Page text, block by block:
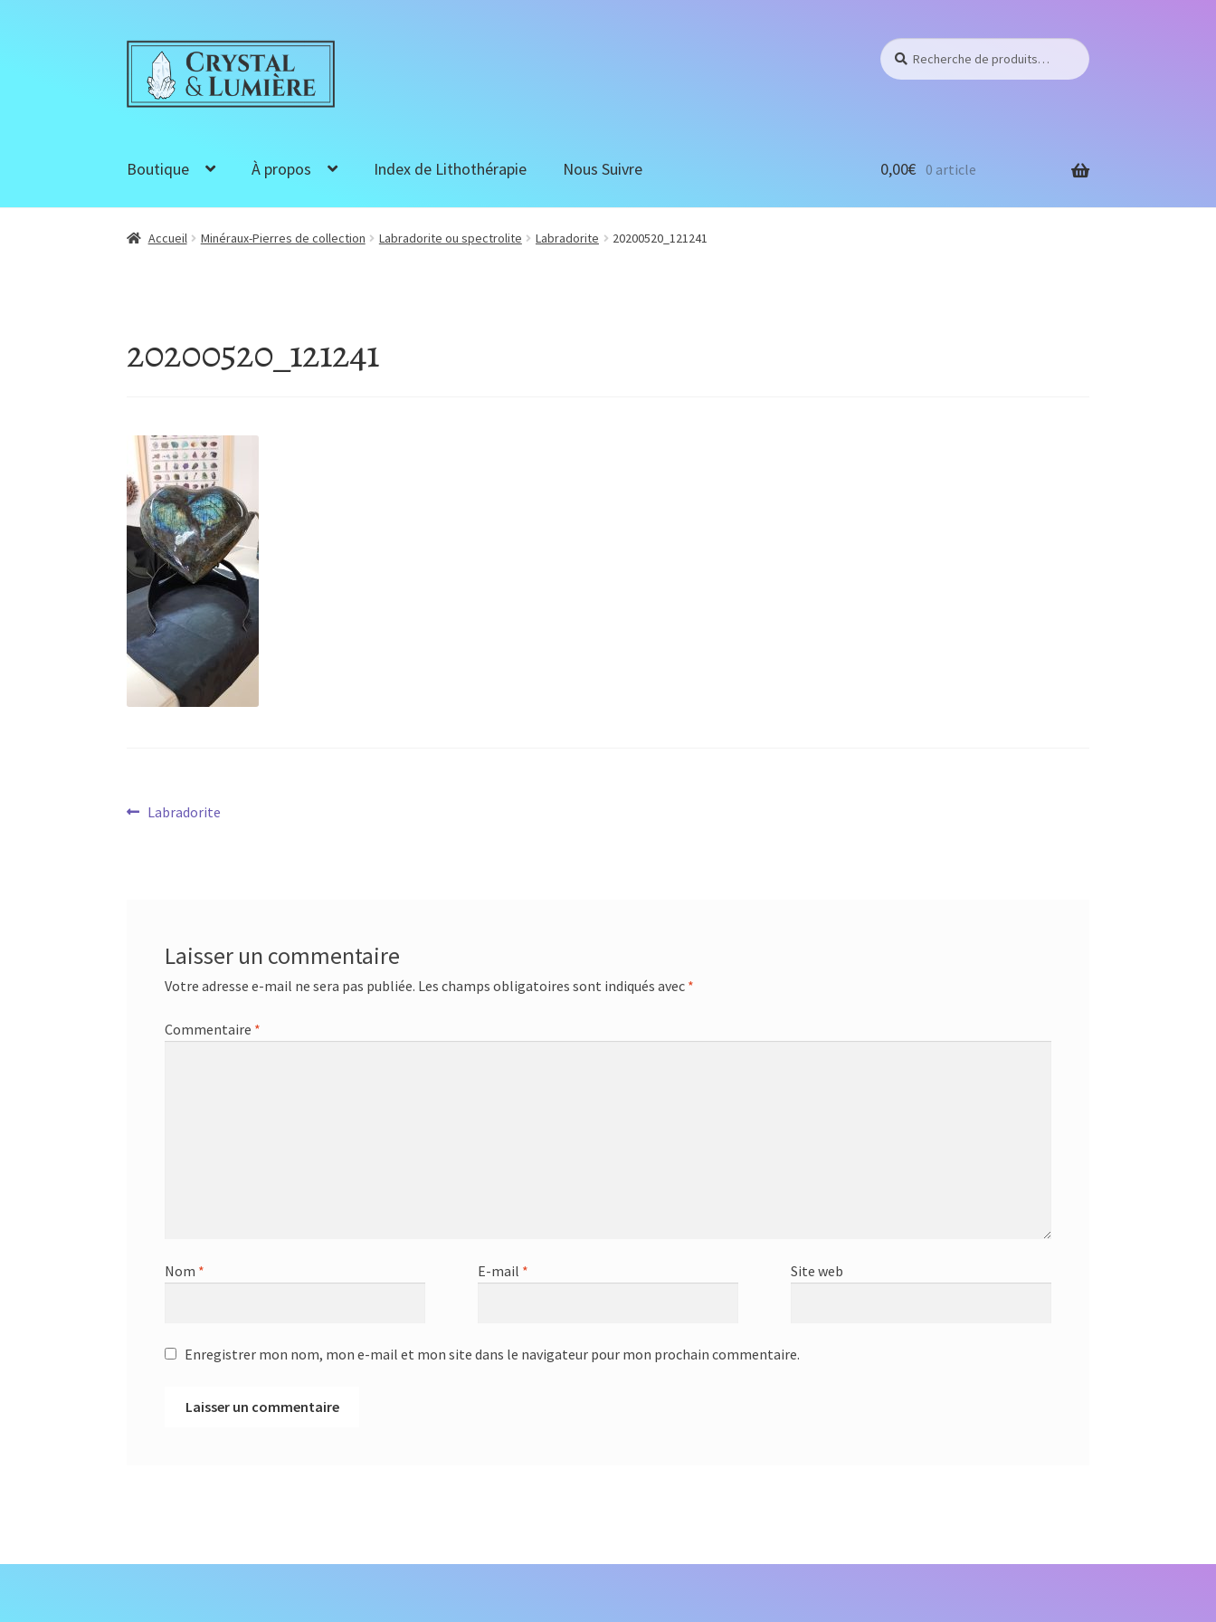
Aller
Aller
contenu
Recherche
pour :
Recherche
Boutique À propos Index de Lithothérapie Nous Suivre 0,00€ 0 article
Accueil Minéraux-Pierres de collection Labradorite ou spectrolite Labradorite 20200520_121241
20200520_121241
Navigation
Article
Labradorite
Laisser un commentaire
Votre adresse e-mail ne sera pas publiée. Les champs obligatoires sont indiqués avec *
Commentaire *
Nom * E-mail * Site web
Enregistrer mon nom, mon e-mail et mon site dans le navigateur pour mon prochain commentaire.